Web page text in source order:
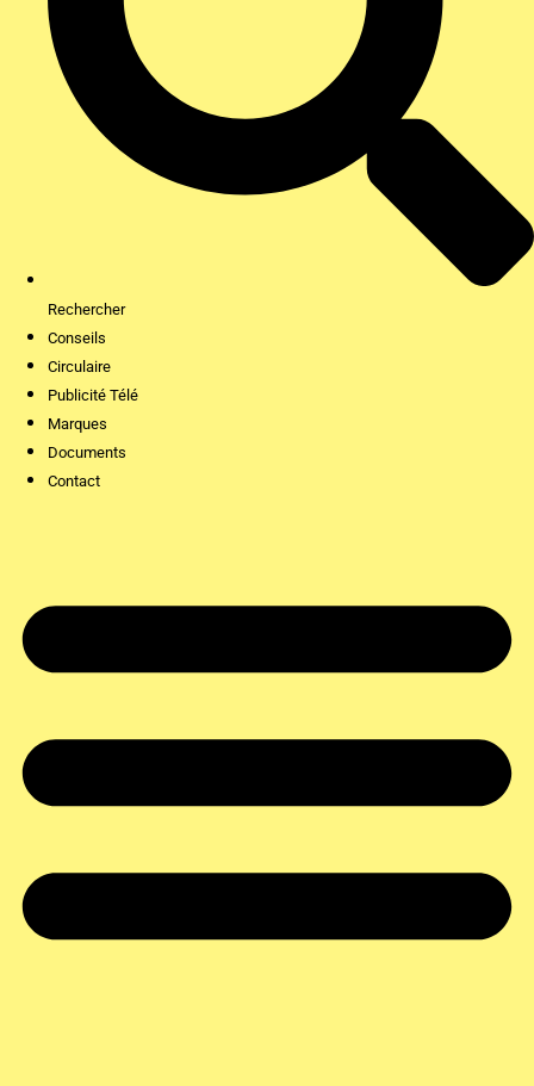
Rechercher
Conseils
Circulaire
Publicité Télé
Marques
Documents
Contact